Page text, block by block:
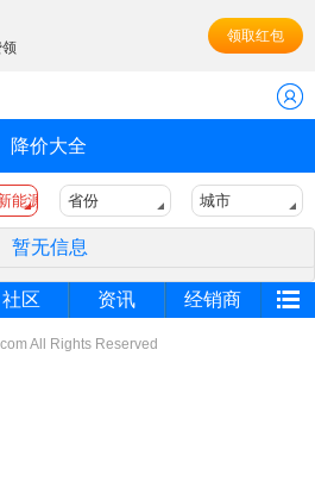
领取红包
降价大全
能源 省份 城市
暂无信息
社区 资讯 经销商
All Rights Reserved